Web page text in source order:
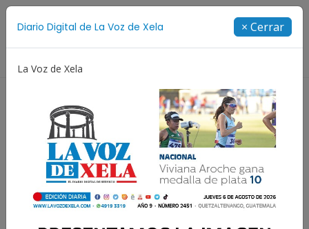
Diario Digital de La Voz de Xela × Cerrar
La Voz de Xela